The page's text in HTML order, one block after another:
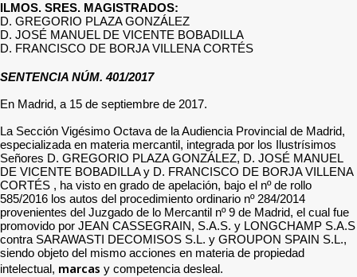
ILMOS. SRES. MAGISTRADOS:
D. GREGORIO PLAZA GONZÁLEZ
D. JOSÉ MANUEL DE VICENTE BOBADILLA
D. FRANCISCO DE BORJA VILLENA CORTÉS
SENTENCIA NÚM. 401/2017
En Madrid, a 15 de septiembre de 2017.
La Sección Vigésimo Octava de la Audiencia Provincial de Madrid,
especializada en materia mercantil, integrada por los Ilustrísimos
Señores D. GREGORIO PLAZA GONZÁLEZ, D. JOSÉ MANUEL
DE VICENTE BOBADILLA y D. FRANCISCO DE BORJA VILLENA
CORTÉS , ha visto en grado de apelación, bajo el nº de rollo
585/2016 los autos del procedimiento ordinario nº 284/2014
provenientes del Juzgado de lo Mercantil nº 9 de Madrid, el cual fue
promovido por JEAN CASSEGRAIN, S.A.S. y LONGCHAMP S.A.S
contra SARAWASTI DECOMISOS S.L. y GROUPON SPAIN S.L.,
siendo objeto del mismo acciones en materia de propiedad
intelectual, marcas y competencia desleal.